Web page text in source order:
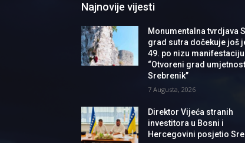
Najnovije vijesti
Monumentalna tvrdjava
grad sutra dočekuje još
49. po nizu manifestaciju
“Otvoreni grad
Srebrenik”
7 Augusta, 2026
Direktor Vijeća stranih
investitora u Bosni i
Hercegovini posjetio